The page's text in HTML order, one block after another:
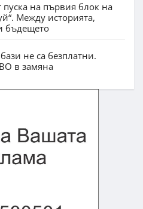
пуска на първия блок на
Между историята,
бъдещето
не са безплатни.
в замяна